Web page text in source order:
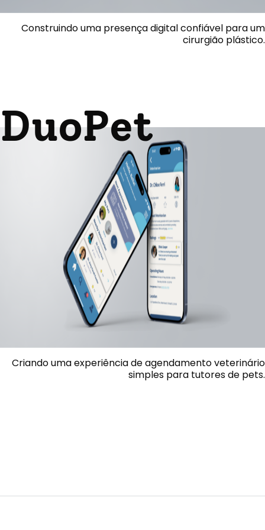
Construindo uma presença digital confiável para um
cirurgião plástico.
DuoPet
Criando uma experiência de agendamento veterinário
simples para tutores de pets.